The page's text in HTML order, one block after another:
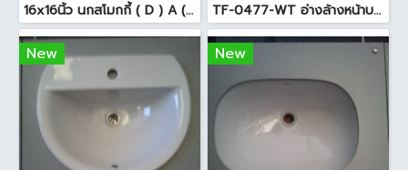
16x16นิ้ว นกสโมกกี้ ( D ) A (Pack6) TF-0477-WT อ่างล้างหน้าบนเคาน์เตอร์ สีขาว
New New